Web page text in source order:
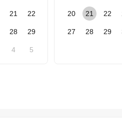
21 22
28 29
4 5
20 21 22
27 28 29